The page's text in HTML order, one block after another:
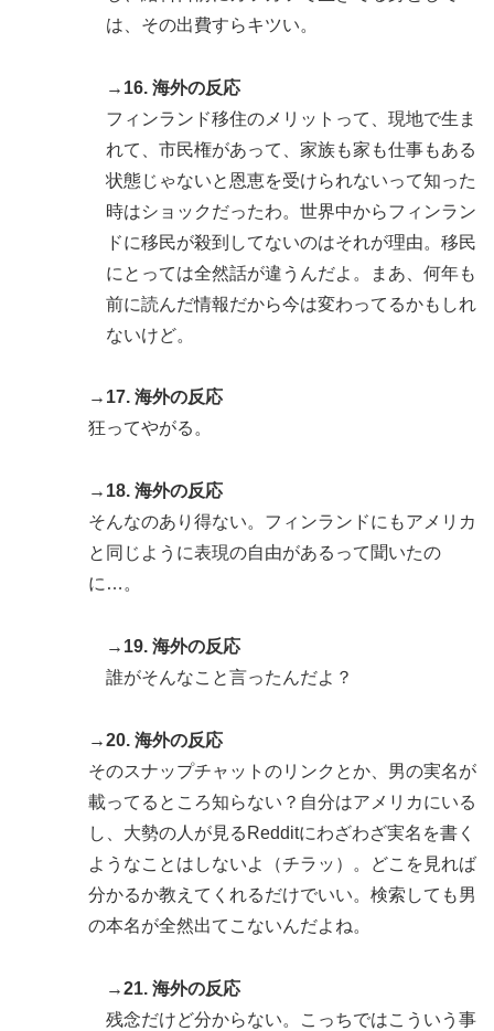
は、その出費すらキツい。
→16. 海外の反応
フィンランド移住のメリットって、現地で生ま
れて、市民権があって、家族も家も仕事もある
状態じゃないと恩恵を受けられないって知った
時はショックだったわ。世界中からフィンラン
ドに移民が殺到してないのはそれが理由。移民
にとっては全然話が違うんだよ。まあ、何年も
前に読んだ情報だから今は変わってるかもしれ
ないけど。
→17. 海外の反応
狂ってやがる。
→18. 海外の反応
そんなのあり得ない。フィンランドにもアメリカ
と同じように表現の自由があるって聞いたの
に…。
→19. 海外の反応
誰がそんなこと言ったんだよ？
→20. 海外の反応
そのスナップチャットのリンクとか、男の実名が
載ってるところ知らない？自分はアメリカにいる
し、大勢の人が見るRedditにわざわざ実名を書く
ようなことはしないよ（チラッ）。どこを見れば
分かるか教えてくれるだけでいい。検索しても男
の本名が全然出てこないんだよね。
→21. 海外の反応
残念だけど分からない。こっちではこういう事